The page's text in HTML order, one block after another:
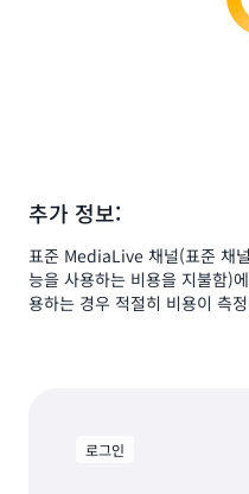
추가 정보:
표준 MediaLive 채널(표준 채
능을 사용하는 비용을 지불함
용하는 경우 적절히 비용이 측
로그인